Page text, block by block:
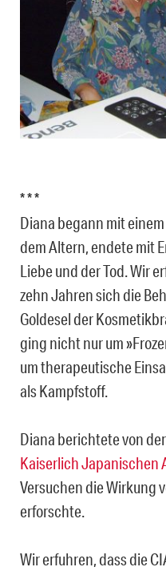
* * *
Diana begann mit
dem Altern, endete mit
Liebe und der Tod. Wir
zehn Jahren sich die
Goldesel der
ging nicht nur um
um therapeutische
als Kampfstoff.
Diana berichtete von der
Kaiserlich Japanischen
Versuchen die Wirkung
erforschte.
Wir erfuhren, dass die